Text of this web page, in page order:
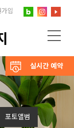
실시간 예약
입
포토앨범